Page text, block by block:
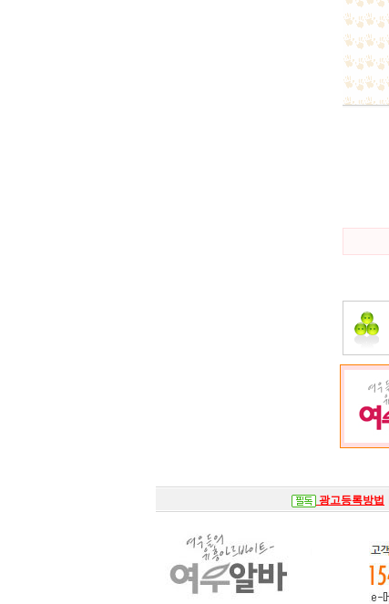
광고등록방법